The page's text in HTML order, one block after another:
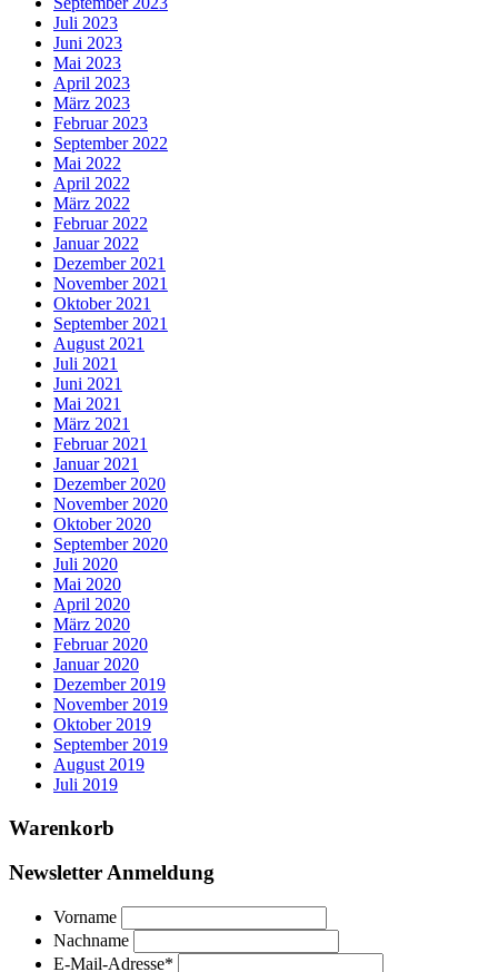
Juli 2023
Juni 2023
Mai 2023
April 2023
März 2023
Februar 2023
September 2022
Mai 2022
April 2022
März 2022
Februar 2022
Januar 2022
Dezember 2021
November 2021
Oktober 2021
September 2021
August 2021
Juli 2021
Juni 2021
Mai 2021
März 2021
Februar 2021
Januar 2021
Dezember 2020
November 2020
Oktober 2020
September 2020
Juli 2020
Mai 2020
April 2020
März 2020
Februar 2020
Januar 2020
Dezember 2019
November 2019
Oktober 2019
September 2019
August 2019
Juli 2019
Warenkorb
Newsletter Anmeldung
Vorname
Nachname
E-Mail-Adresse*